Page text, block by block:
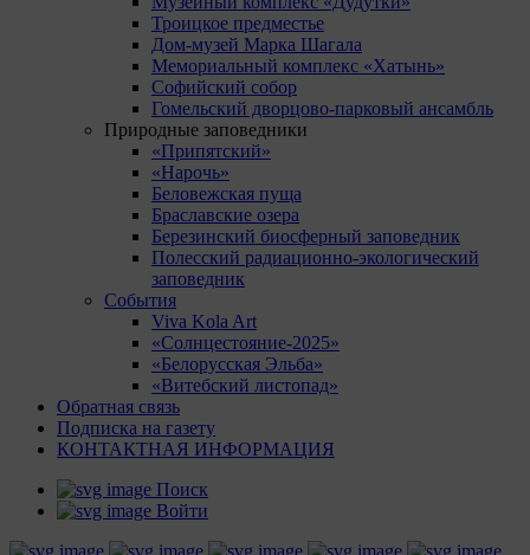
Троицкое предместье
Дом-музей Марка Шагала
Мемориальный комплекс «Хатынь»
Софийский собор
Гомельский дворцово-парковый ансамбль
Природные заповедники
«Припятский»
«Нарочь»
Беловежская пуща
Браславские озера
Березинский биосферный заповедник
Полесский радиационно-экологический
заповедник
События
Viva Kola Art
«Солнцестояние-2025»
«Белорусская Эльба»
«Витебский листопад»
Обратная связь
Подписка на газету
КОНТАКТНАЯ ИНФОРМАЦИЯ
Поиск
Войти